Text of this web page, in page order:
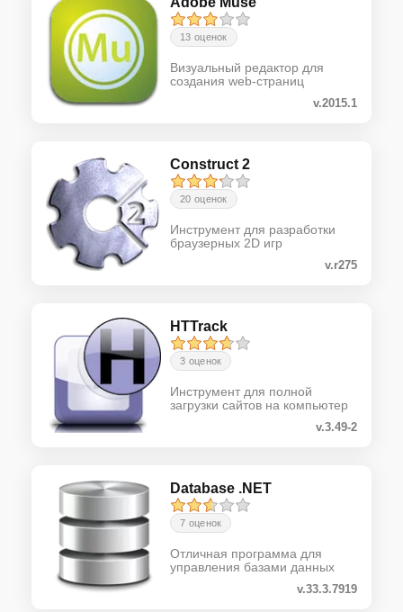
13 оценок
Визуальный редактор для
создания web-страниц
v.2015.1
Construct 2
20 оценок
Инструмент для разработки
браузерных 2D игр
v.r275
HTTrack
3 оценок
Инструмент для полной
загрузки сайтов на компьютер
v.3.49-2
Database .NET
7 оценок
Отличная программа для
управления базами данных
v.33.3.7919